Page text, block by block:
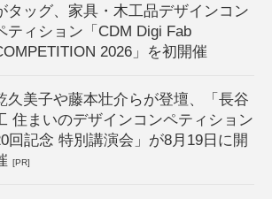
タッグ、家具・木工品デザインコン
ティション「CDM Digi Fab
2026」を初開催
久美子や藤本壮介らが登壇、「長谷
住まいのデザインコンペティション
回記念 特別講演会」が8月19日に開
[PR]